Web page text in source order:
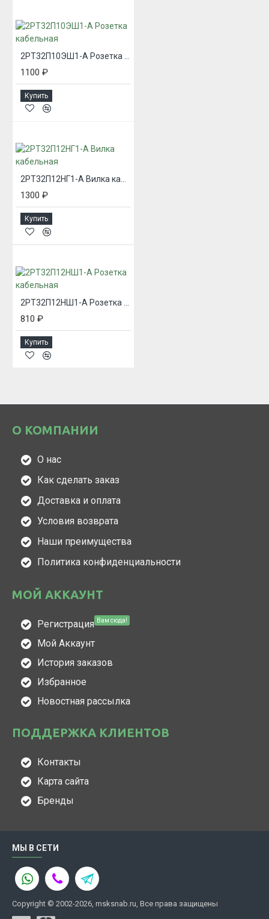
1100 ₽
Купить
2РТ32П12НГ1-А Вилка кабельная
1300 ₽
Купить
2РТ32П12НШ1-А Розетка кабельная
810 ₽
Купить
О КОМПАНИИ
О нас
Как сделать заказ
Доставка и оплата
Условия возврата
Наши преимущества
Политика конфиденциальности
МОЙ АККАУНТ
Регистрация Вам сюда!
Мой Аккаунт
История заказов
Избранное
Новостная рассылка
ПОДДЕРЖКА КЛИЕНТОВ
Контакты
Карта сайта
Бренды
МЫ В СЕТИ
Copyright © 2002-2026, msksnab.ru, Все права защищены